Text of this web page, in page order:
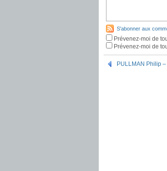
S'abonner aux
Prévenez-moi de
Prévenez-moi de
PULLMAN Philip